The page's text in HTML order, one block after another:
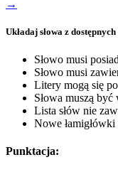
→
Układaj słowa z
Słowo musi
Słowo musi
Litery mogą się
Słowa muszą
Lista słów nie
Nowe
Punktacja: